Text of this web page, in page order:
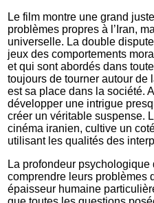
Le film montre une grand
problèmes propres à l’Iran,
universelle. La double
jeux des comportements
et qui sont abordés dans
toujours de tourner autour de
est sa place dans la société.
développer une intrigue
créer un véritable suspense.
cinéma iranien, cultive un
utilisant les qualités des
La profondeur
comprendre leurs problèmes
épaisseur humaine